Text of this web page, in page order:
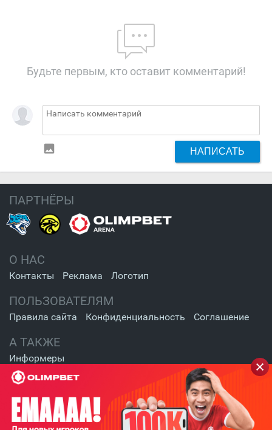
Будьте первым, кто оставит комментарий!
insert_photo НАПИСАТЬ
ПАРТНЁРЫ
О НАС
Контакты Реклама Логотип
ПОЛЬЗОВАТЕЛЯМ
Правила сайта Конфиденциальность Соглашение
А ТАКЖЕ
Информеры
СОЦИАЛЬНЫЕ СЕТИ